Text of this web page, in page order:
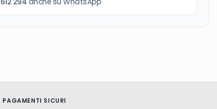
PAGAMENTI SICURI